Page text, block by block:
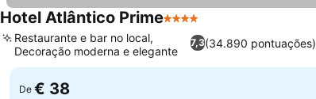
Hotel Atlântico Prime4 Estrelas
7,3(34.890 pontuações)
Restaurante e bar no local,
Decoração moderna e elegante
De € 38